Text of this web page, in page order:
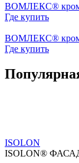
ВОМЛЕКС®
Где купить
ВОМЛЕКС®
Где купить
ISOLON
ISOLON®